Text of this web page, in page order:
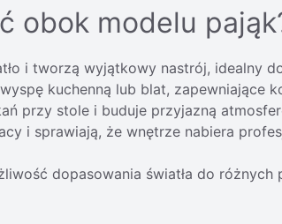
obok modelu
i tworzą wyjątkowy nastrój, idealny
kuchenną lub blat, zapewniające
przy stole i buduje przyjazną
i sprawiają, że wnętrze nabiera
dopasowania światła do